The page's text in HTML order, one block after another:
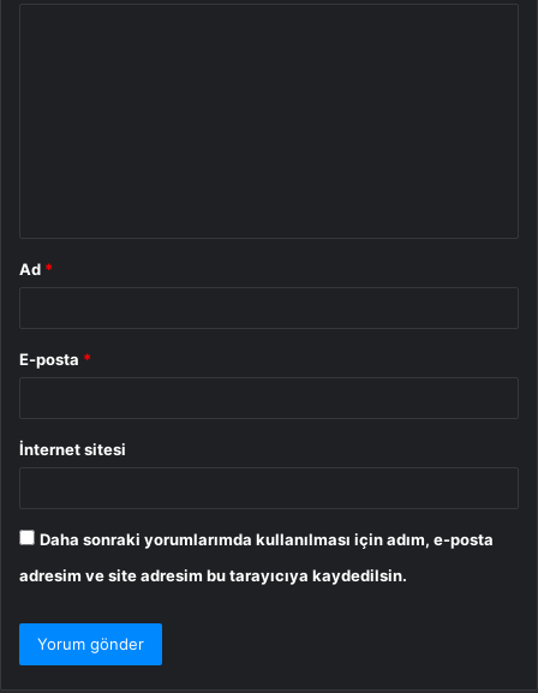
Ad *
E-posta *
İnternet sitesi
Daha sonraki yorumlarımda kullanılması için adım, e-posta
adresim ve site adresim bu tarayıcıya kaydedilsin.